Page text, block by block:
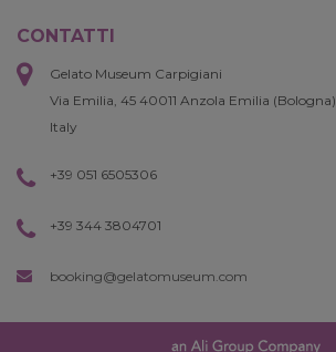
CONTATTI
Gelato Museum Carpigiani
Via Emilia, 45 40011 Anzola Emilia (Bologna)
Italy
+39 051 6505306
+39 344 3804701
booking@gelatomuseum.com